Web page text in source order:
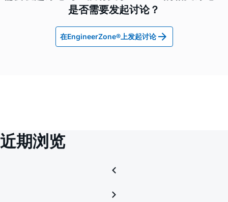
是否需要发起讨论？
在EngineerZone®上发起讨论
近期浏览